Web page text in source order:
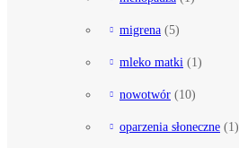
migrena (5)
mleko matki (1)
nowotwór (10)
oparzenia słoneczne (1)